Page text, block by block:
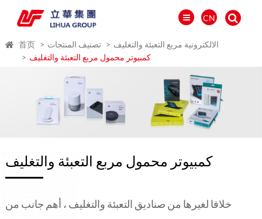
CN
首页 تصنيف المنتجات
الالكترونية مربع التعبئة والتغليف
كمبيوتر محمول مربع التعبئة والتغليف
كمبيوتر محمول مربع التعبئة والتغليف
خلافا لغيرها من صناديق التعبئة والتغليف ، أهم جانب من